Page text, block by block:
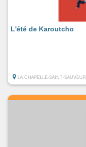
L'été de Karoutcho
LA CHAPELLE-SAINT-SAUVEUR